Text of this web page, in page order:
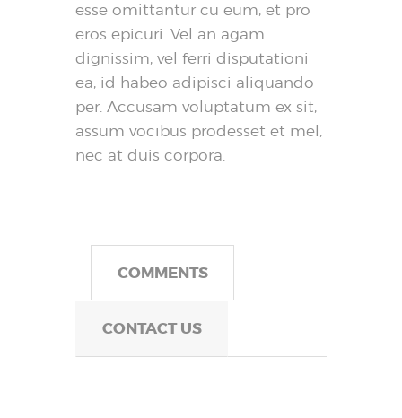
esse omittantur cu eum, et pro
eros epicuri. Vel an agam
dignissim, vel ferri disputationi
ea, id habeo adipisci aliquando
per. Accusam voluptatum ex sit,
assum vocibus prodesset et mel,
nec at duis corpora.
COMMENTS
CONTACT US